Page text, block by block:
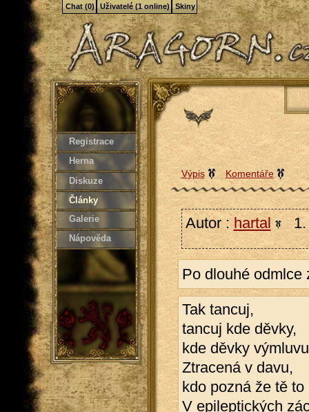
Registrace
Herna
Diskuze
Články
Galerie
Nápověda
Výpis Komentáře
Autor : hartal 1.
Po dlouhé odmlce
Tak tancuj,
tancuj kde děvky,
kde děvky
Ztracená v davu,
kdo pozná že tě to
V epileptických
Chat (0) Uživatelé (1 online) Skiny